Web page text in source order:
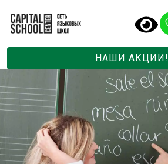
НАШИ АКЦИИ!